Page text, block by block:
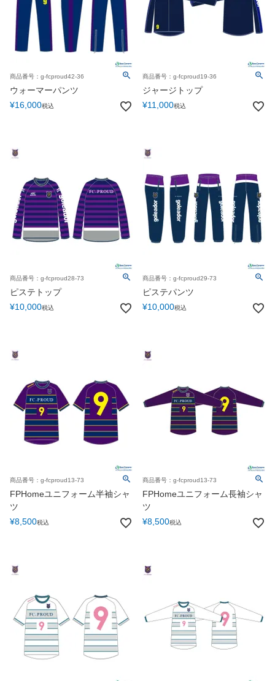
商品番号：g-fcproud42-36
ウォーマーパンツ
¥16,000税込
商品番号：g-fcproud19-36
ジャージトップ
¥11,000税込
商品番号：g-fcproud28-73
ピステトップ
¥10,000税込
商品番号：g-fcproud29-73
ピステパンツ
¥10,000税込
商品番号：g-fcproud13-73
FPHomeユニフォーム半袖シャ
ツ
¥8,500税込
商品番号：g-fcproud13-73
FPHomeユニフォーム長袖シャ
ツ
¥8,500税込